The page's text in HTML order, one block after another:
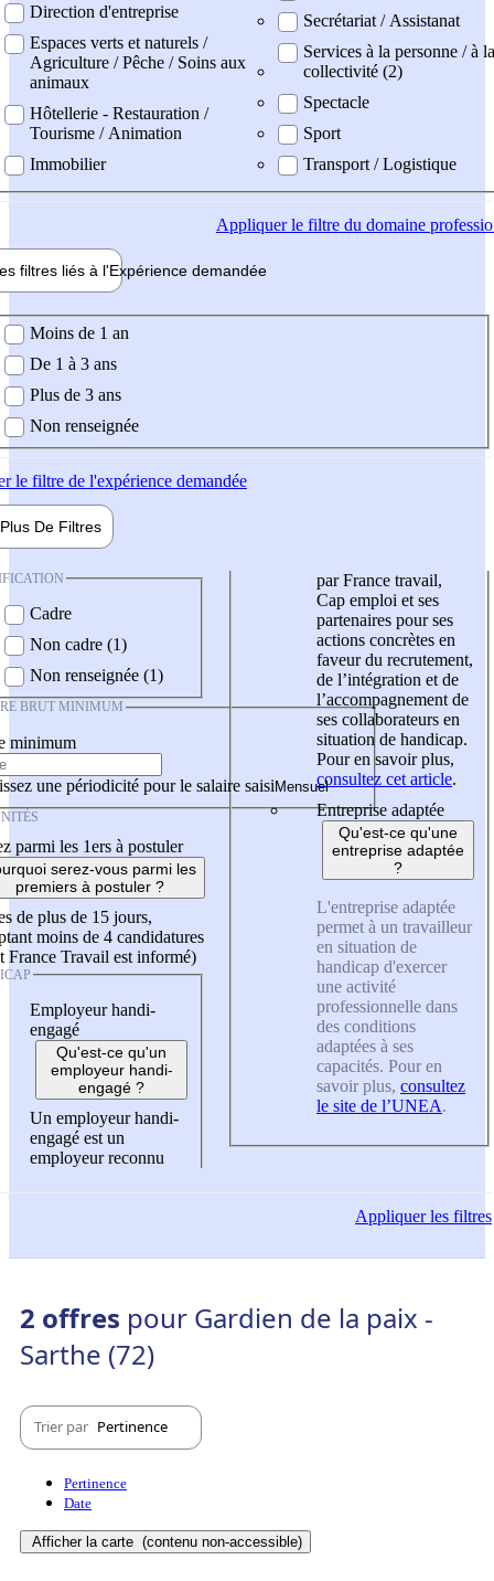
Direction d'entreprise
Espaces verts et naturels /
Agriculture / Pêche / Soins aux
animaux
Hôtellerie - Restauration /
Tourisme / Animation
Immobilier
Secrétariat / Assistanat
Services à la personne / à la
collectivité (2)
Spectacle
Sport
Transport / Logistique
Appliquerle filtre du domaine
filtres liés à l'Expérience demandée
demandée
Moins de 1 an
De 1 à 3 ans
Plus de 3 ans
Non renseignée
le filtre de l'expérience demandée
Plus De Filtres
Cadre
Non cadre (1)
Non renseignée (1)
BRUT MINIMUM
minimum
une périodicité pour le salaire saisi
parmi les 1ers à postuler
serez-vous parmi les
premiers à postuler ?
de plus de 15 jours,
moins de 4 candidatures
France Travail est informé)
Employeur handi-
engagé
Qu'est-ce qu'un
employeur handi-
engagé ?
Un employeur handi-
engagé est un
employeur reconnu
par France travail,
Cap emploi et ses
partenaires pour ses
actions concrètes en
faveur du recrutement,
de l’intégration et de
l’accompagnement de
ses collaborateurs en
situation de handicap.
Pour en savoir plus,
consultez cet article.
Entreprise adaptée
Qu'est-ce qu'une
entreprise adaptée
?
L'entreprise adaptée
permet à un travailleur
en situation de
handicap d'exercer
une activité
professionnelle dans
des conditions
adaptées à ses
capacités. Pour en
savoir plus, consultez
le site de l’UNEA.
Appliquerles filtres
2 offres pour Gardien de la paix -
Sarthe (72)
Trier par Pertinence
Pertinence
Date
Afficher la carte (contenu non-accessible)